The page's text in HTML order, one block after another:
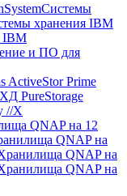
Системы
хранения IBM
IBM
и ПО для
ActiveStor Prime
PureStorage
//X
QNAP на 12
QNAP на
QNAP на
QNAP на